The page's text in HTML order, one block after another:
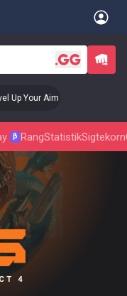
Up Your Aim to Radiant Status!
β RangStatistikSigtekorn
4